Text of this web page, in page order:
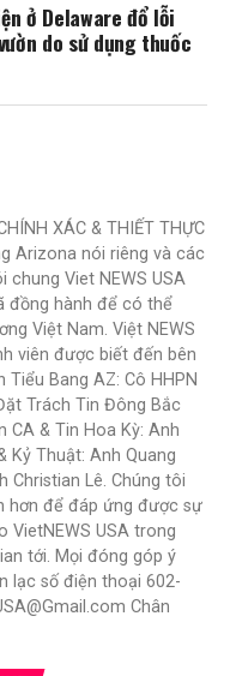
ở Delaware đổ lỗi
do sử dụng thuốc
XÁC & THIẾT THỰC
Arizona nói riêng và các
Viet NEWS USA
đồng hành để có thể
Việt Nam. Việt NEWS
viên được biết đến bên
Bang AZ: Cô HHPN
Trách Tin Đông Bắc
CA & Tin Hoa Kỳ: Anh
Kỷ Thuật: Anh Quang
Christian Lê. Chúng tôi
hơn để đáp ứng được sự
VietNEWS USA trong
tới. Mọi đóng góp ý
lạc số điện thoại 602-
Chân